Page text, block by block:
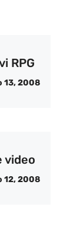
RPG
13, 2008
video
12, 2008